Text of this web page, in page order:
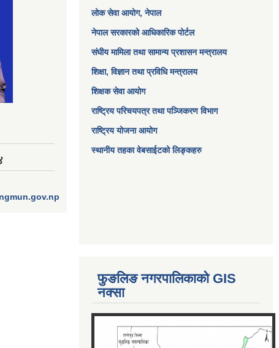
लोक सेवा आयोग, नेपाल
नेपाल सरकारको आधिकारिक पोर्टल
संघीय मामिला तथा सामान्य प्रशासन मन्त्रालय
शिक्षा, विज्ञान तथा प्रविधि मन्त्रालय
शिक्षक सेवा आयोग
राष्ट्रिय परिचयपत्र तथा पञ्जिकरण विभाग
राष्ट्रिय योजना आयोग
स्थानीय तहका वेबसाईटको लिङ्कहरु
फुङलिङ नगरपालिकाको GIS
नक्सा